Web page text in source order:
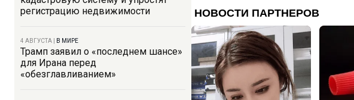
регистрацию недвижимости
4 АВГУСТА В МИРЕ
Трамп заявил о «последнем шансе»
для Ирана перед
«обезглавливанием»